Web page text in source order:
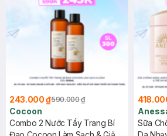
243.000 ₫590.000 ₫
Cocoon
Combo 2 Nước Tẩy Trang Bí
Sữa